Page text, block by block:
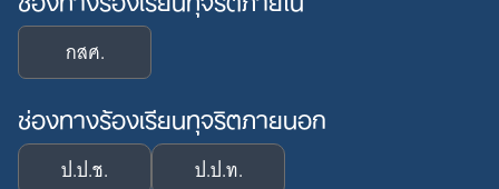
กสศ.
ช่องทางร้องเรียนทุจริตภายนอก
ป.ป.ช. ป.ป.ท.